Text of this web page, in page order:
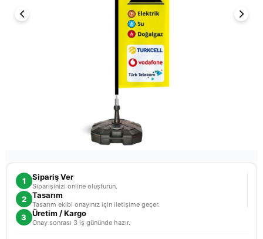
1 Sipariş Ver
Siparişinizi online oluşturun.
2 Tasarım
Tasarım ekibi onayınız için iletişime geçer.
3 Üretim / Kargo
Onay sonrası 3 iş gününde hazır.